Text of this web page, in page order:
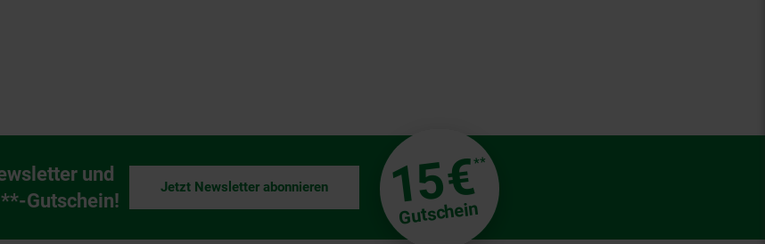
und
Gutschein!
15€**
Gutschein
Jetzt Newsletter abonnieren